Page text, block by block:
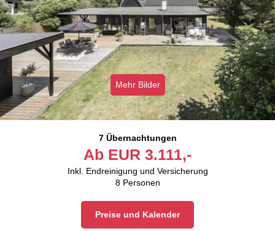
Mehr Bilder
7 Übernachtungen
Ab EUR 3.111,-
Inkl. Endreinigung und Versicherung
8 Personen
Preise und Kalender